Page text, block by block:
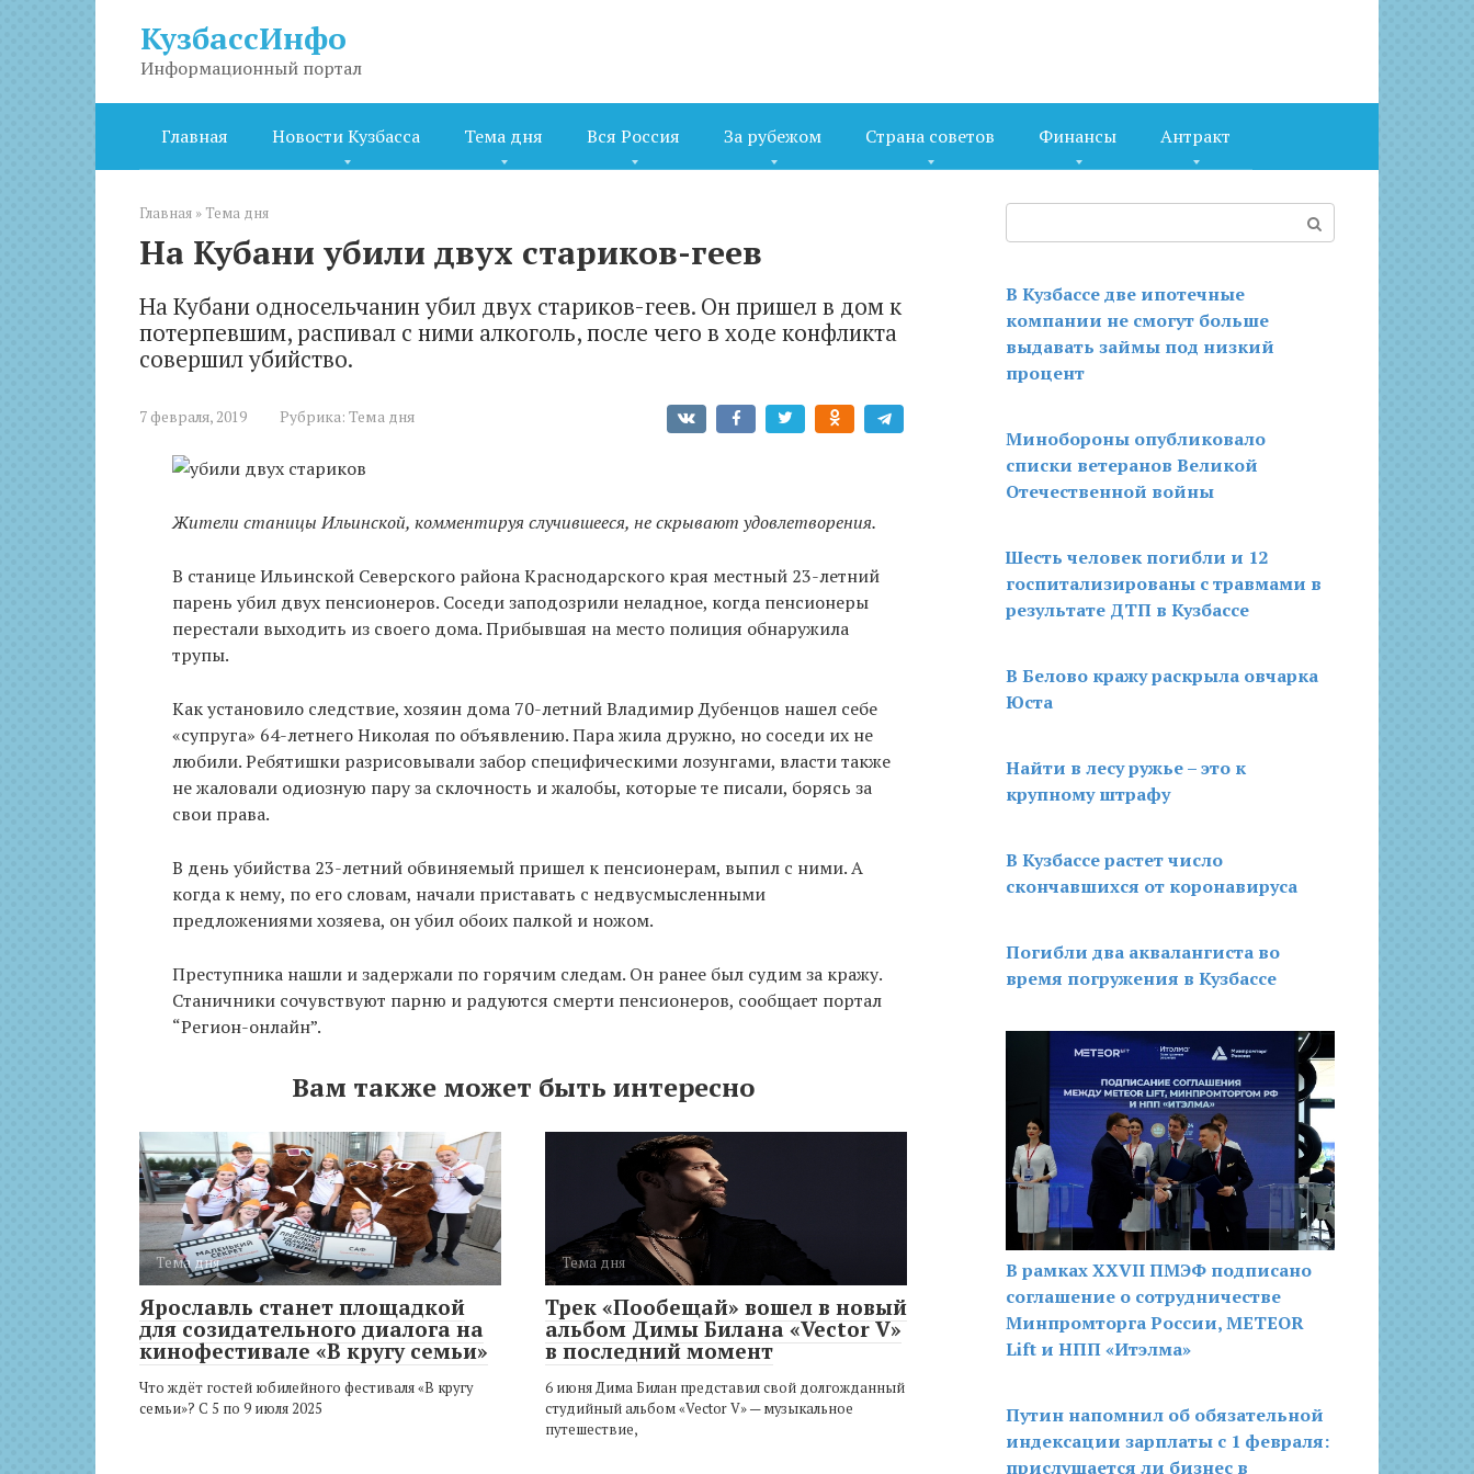
КузбассИнфо
Информационный портал
Главная Новости Кузбасса Тема дня Вся Россия За рубежом Страна советов Финансы Антракт
Главная » Тема дня
На Кубани убили двух стариков-геев
На Кубани односельчанин убил двух стариков-геев. Он пришел в дом к
потерпевшим, распивал с ними алкоголь, после чего в ходе конфликта
совершил убийство.
7 февраля, 2019 Рубрика: Тема дня
Жители станицы Ильинской, комментируя случившееся, не скрывают удовлетворения.
В станице Ильинской Северского района Краснодарского края местный 23-летний
парень убил двух пенсионеров. Соседи заподозрили неладное, когда пенсионеры
перестали выходить из своего дома. Прибывшая на место полиция обнаружила
трупы.
Как установило следствие, хозяин дома 70-летний Владимир Дубенцов нашел себе
«супруга» 64-летнего Николая по объявлению. Пара жила дружно, но соседи их не
любили. Ребятишки разрисовывали забор специфическими лозунгами, власти также
не жаловали одиозную пару за склочность и жалобы, которые те писали, борясь за
свои права.
В день убийства 23-летний обвиняемый пришел к пенсионерам, выпил с ними. А
когда к нему, по его словам, начали приставать с недвусмысленными
предложениями хозяева, он убил обоих палкой и ножом.
Преступника нашли и задержали по горячим следам. Он ранее был судим за кражу.
Станичники сочувствуют парню и радуются смерти пенсионеров, сообщает портал
“Регион-онлайн”.
Вам также может быть интересно
Тема дня
Ярославль станет площадкой
для созидательного диалога на
кинофестивале «В кругу семьи»
Что ждёт гостей юбилейного фестиваля «В кругу
семьи»? С 5 по 9 июля 2025
Тема дня
Трек «Пообещай» вошел в новый
альбом Димы Билана «Vector V»
в последний момент
6 июня Дима Билан представил свой долгожданный
студийный альбом «Vector V» — музыкальное
путешествие,
В Кузбассе две ипотечные
компании не смогут больше
выдавать займы под низкий
процент
Минобороны опубликовало
списки ветеранов Великой
Отечественной войны
Шесть человек погибли и 12
госпитализированы с травмами в
результате ДТП в Кузбассе
В Белово кражу раскрыла овчарка
Юста
Найти в лесу ружье – это к
крупному штрафу
В Кузбассе растет число
скончавшихся от коронавируса
Погибли два аквалангиста во
время погружения в Кузбассе
В рамках XXVII ПМЭФ подписано
соглашение о сотрудничестве
Минпромторга России, METEOR
Lift и НПП «Итэлма»
Путин напомнил об обязательной
индексации зарплаты с 1 февраля:
прислушается ли бизнес в